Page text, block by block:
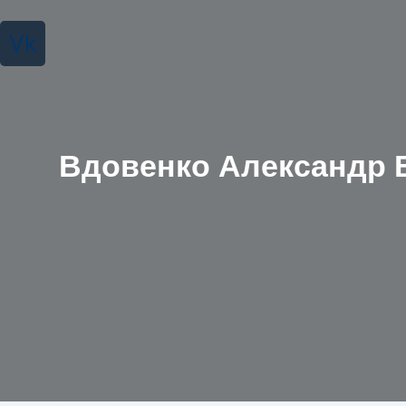
Vk
Вдовенко Александр